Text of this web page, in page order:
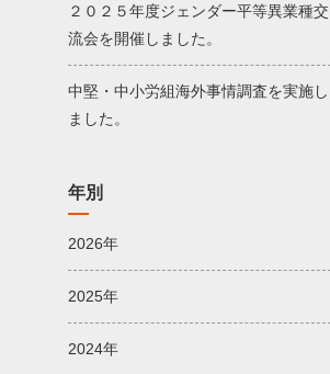
２０２５年度ジェンダー平等異業種交
流会を開催しました。
中堅・中小労組海外事情調査を実施し
ました。
年別
2026年
2025年
2024年